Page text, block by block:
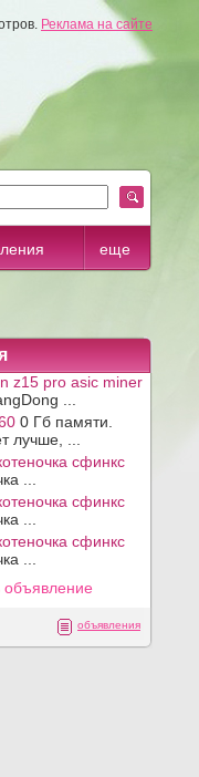
Реклама на сайте
еще
z15 pro asic miner
...
0 Гб памяти.
лучше, ...
сфинкс
...
сфинкс
...
сфинкс
...
объявление
объявления